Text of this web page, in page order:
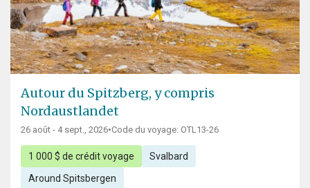
Autour du Spitzberg, y compris
Nordaustlandet
26 août - 4 sept., 2026•Code du voyage: OTL13-26
1 000 $ de crédit voyage Svalbard
Around Spitsbergen